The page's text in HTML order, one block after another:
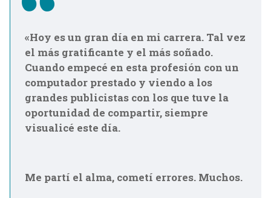
«Hoy es un gran día en mi carrera. Tal vez
el más gratificante y el más soñado.
Cuando empecé en esta profesión con un
computador prestado y viendo a los
grandes publicistas con los que tuve la
oportunidad de compartir, siempre
visualicé este día.
Me partí el alma, cometí errores. Muchos.